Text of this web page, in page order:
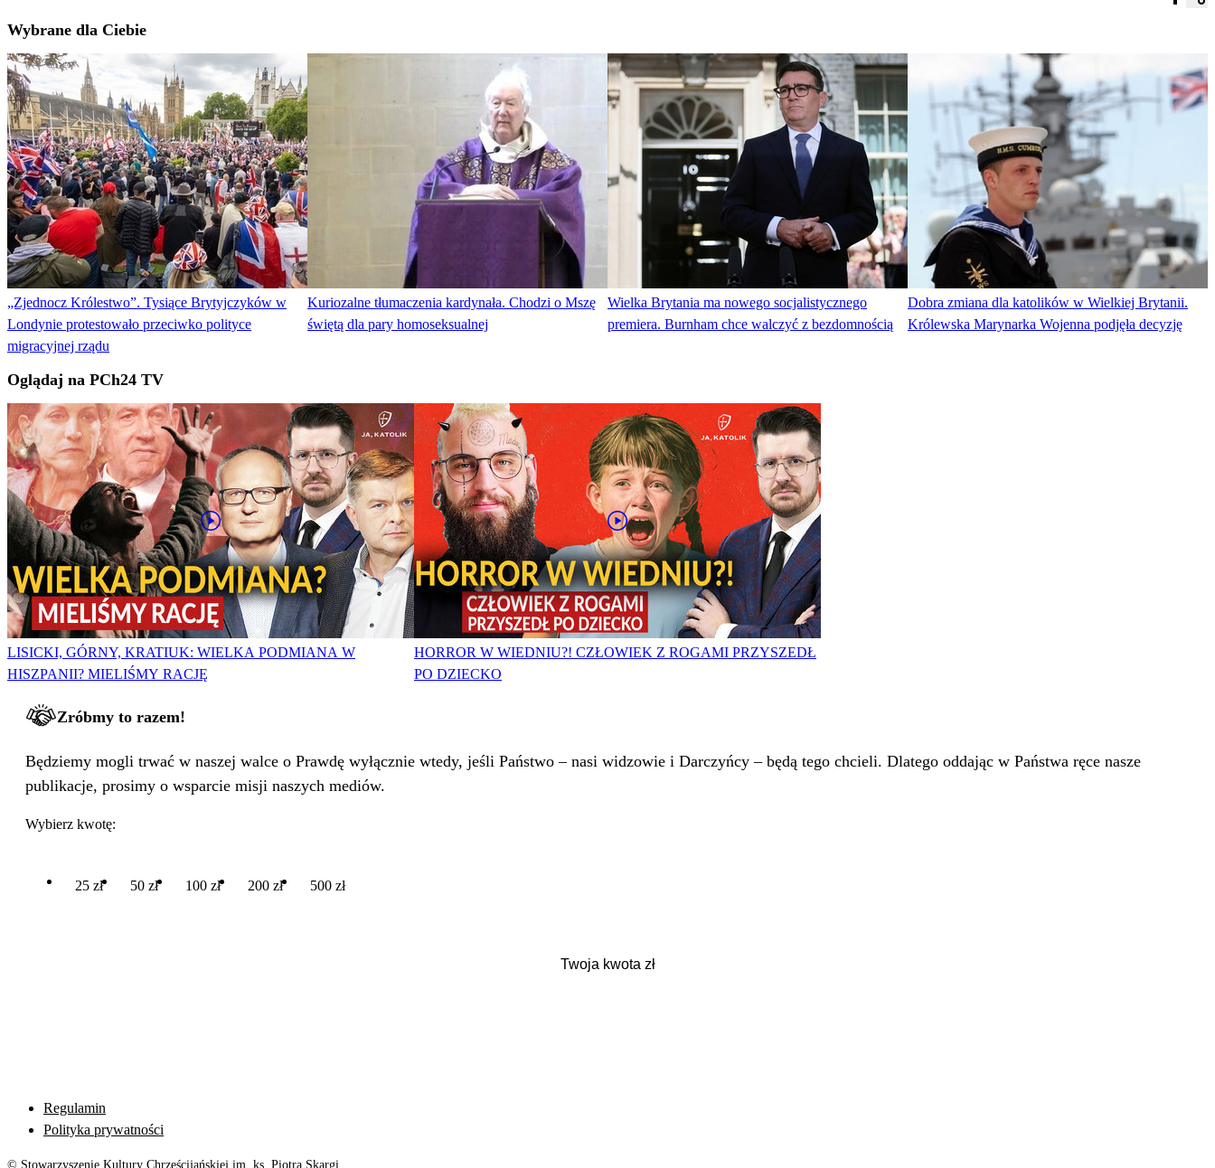
Wybrane dla Ciebie
„Zjednocz Królestwo”. Tysiące Brytyjczyków w
Londynie protestowało przeciwko polityce
migracyjnej rządu
Kuriozalne tłumaczenia kardynała. Chodzi o Mszę
świętą dla pary homoseksualnej
Wielka Brytania ma nowego socjalistycznego
premiera. Burnham chce walczyć z bezdomnością
Dobra zmiana dla katolików w Wielkiej Brytanii.
Królewska Marynarka Wojenna podjęła decyzję
Oglądaj na PCh24 TV
LISICKI, GÓRNY, KRATIUK: WIELKA PODMIANA W
HISZPANII? MIELIŚMY RACJĘ
HORROR W WIEDNIU?! CZŁOWIEK Z ROGAMI PRZYSZEDŁ
PO DZIECKO
Zróbmy to razem!
Będziemy mogli trwać w naszej walce o Prawdę wyłącznie wtedy, jeśli Państwo – nasi widzowie i Darczyńcy – będą tego chcieli. Dlatego oddając w Państwa ręce nasze
publikacje, prosimy o wsparcie misji naszych mediów.
Wybierz kwotę:
25 zł 50 zł 100 zł 200 zł 500 zł
Regulamin
Polityka prywatności
© Stowarzyszenie Kultury Chrześcijańskiej im. ks. Piotra Skargi